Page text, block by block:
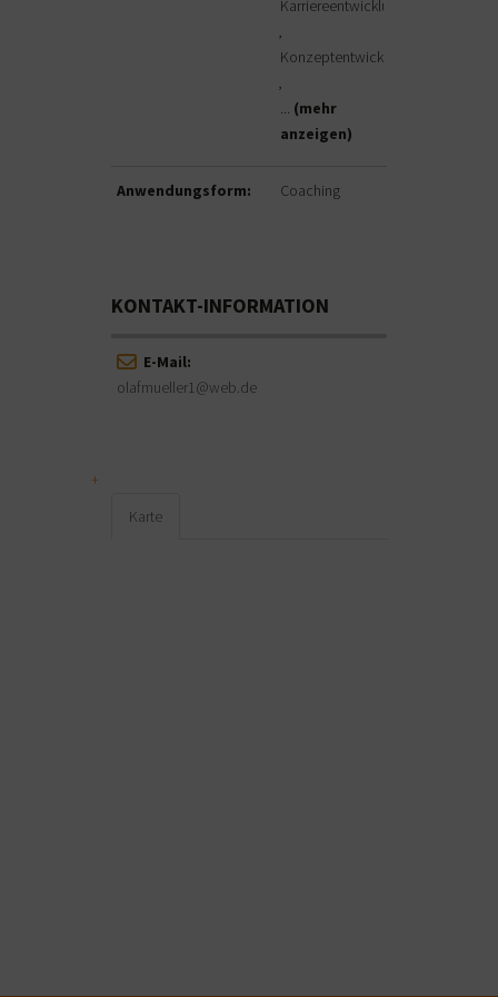
Karriereentwicklung
Konzeptentwicklung
... (mehr
anzeigen)
Anwendungsform: Coaching
KONTAKT-INFORMATION
E-Mail:
olafmueller1@web.de
Karte